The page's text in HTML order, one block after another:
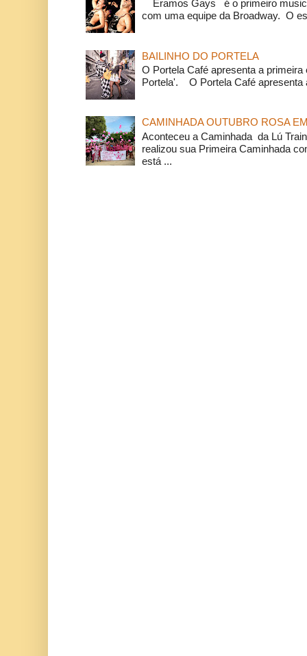
Éramos Gays é o primeiro
com uma equipe da Broadway. O
BAILINHO DO PORTELA
O Portela Café apresenta a
Portela'. O Portela Café apresenta
CAMINHADA OUTUBRO ROSA
Aconteceu a Caminhada da Lú
realizou sua Primeira Caminhada
está ...